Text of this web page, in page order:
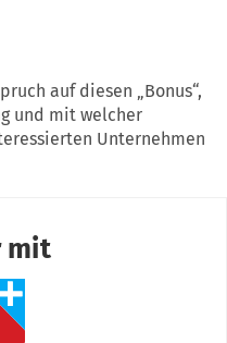
auf diesen „Bonus“,
und mit welcher
Unternehmen